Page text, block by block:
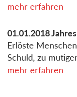
mehr erfahren
01.01.2018
Erlöste
Schuld, zu
mehr erfahren